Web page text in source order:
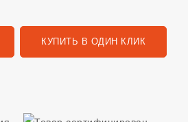
КУПИТЬ В ОДИН КЛИК